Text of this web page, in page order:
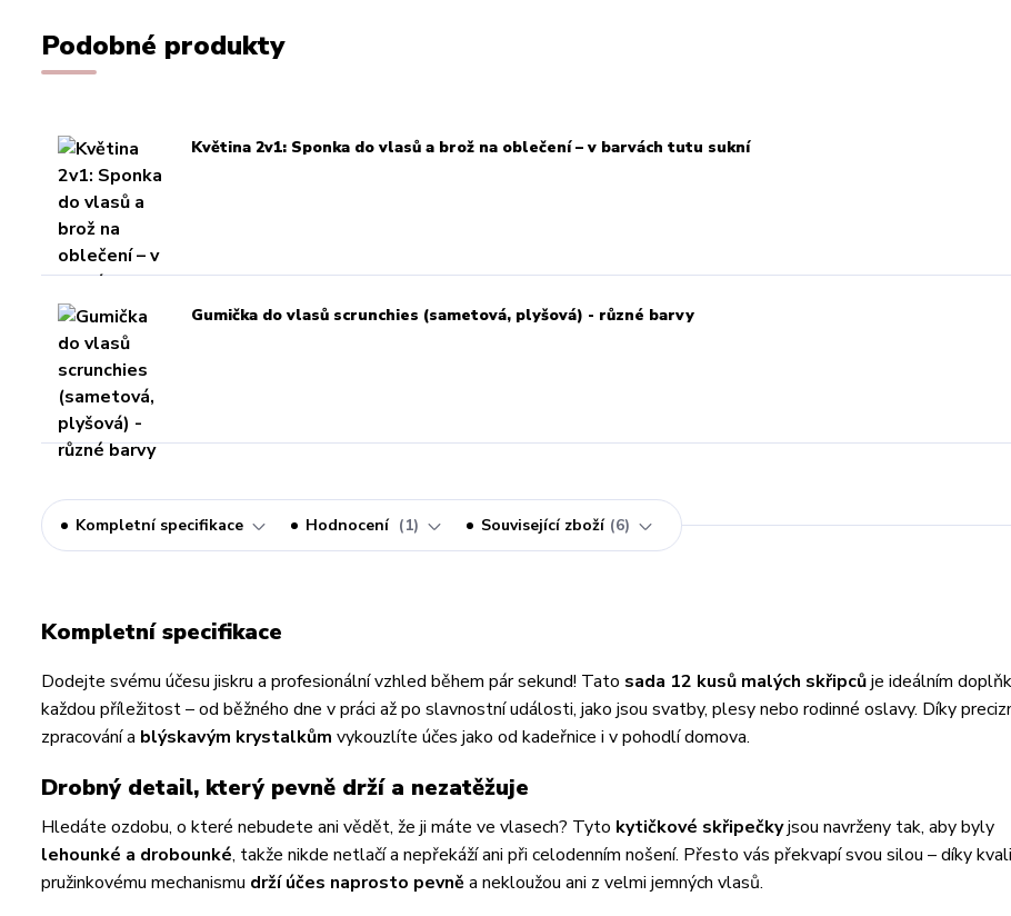
Podobné produkty
Květina 2v1: Sponka do vlasů a brož na oblečení – v barvách tutu sukní
Gumička do vlasů scrunchies (sametová, plyšová) - různé barvy
Kompletní specifikace Hodnocení 1 Související zboží 6
Kompletní specifikace
Dodejte svému účesu jiskru a profesionální vzhled během pár sekund! Tato sada 12 kusů malých skřipcůje ideálním
každou příležitost – od běžného dne v práci až po slavnostní události, jako jsou svatby, plesy nebo rodinné oslavy. Díky
zpracování a blýskavým krystalkům vykouzlíte účes jako od kadeřnice i v pohodlí domova.
Drobný detail, který pevně drží a nezatěžuje
Hledáte ozdobu, o které nebudete ani vědět, že ji máte ve vlasech? Tyto kytičkové skřipečkyjsou navrženy tak, aby byly
lehounké a drobounké, takže nikde netlačí a nepřekáží ani při celodenním nošení. Přesto vás překvapí svou silou – díky
pružinkovému mechanismu drží účes naprosto pevně a nekloužou ani z velmi jemných vlasů.